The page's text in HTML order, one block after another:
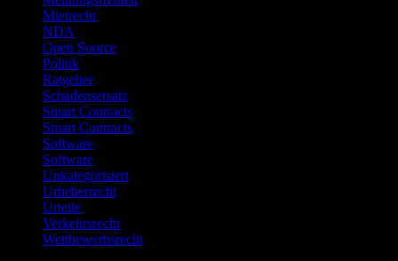
Mietrecht
NDA
Open Source
Politik
Ratgeber
Schadensersatz
Smart Contracts
Smart Contracts
Software
Software
Unkategorisiert
Urheberrecht
Urteile
Verkehrsrecht
Wettbewerbsrecht